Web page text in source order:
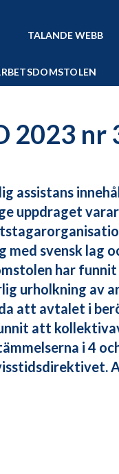
TALANDE WEBB
2023 nr
assistans
uppdraget
svensk lag
har
urholkning av
att avtalet i
att
i 4